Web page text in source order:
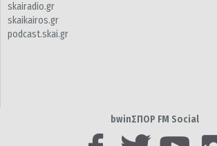
skairadio.gr
skaikairos.gr
podcast.skai.gr
bwinΣΠΟΡ FM Social